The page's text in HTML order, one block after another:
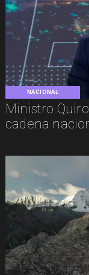
NACIONAL
Ministro
cadena